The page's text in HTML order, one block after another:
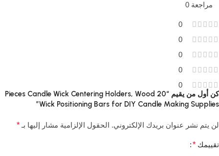
مراجعة 0
0
0
0
0
0
كن أول من يقيم “20 Pieces Candle Wick Centering Holders, Wood
Wick Positioning Bars for DIY Candle Making Supplies”
لن يتم نشر عنوان بريدك الإلكتروني. الحقول الإلزامية مشار إليها بـ *
تقييمك *